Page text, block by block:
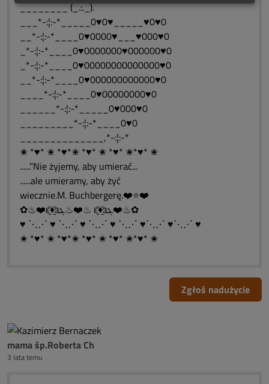
________ (_.:._).
___*-:¦:-*_____0♥0♥_____♥0♥0
__*-:¦:-*____0♥0000♥___♥000♥0
_*-:¦:-*____0♥0000000♥000000♥0
_*-:¦:-*____0♥00000000000000♥0
__*-:¦:-*____0♥000000000000♥0
____*-:¦:-*____0♥00000000♥0
______*-:¦:-*_____0♥000♥0
_________*-:¦:-*____0♥0
______________,*-:¦:-*
✬ *♥* ✬ *♥*✬ *♥* ✬ *♥* ✬*♥* ✬
......"Nie żyjemy, aby umierać...
......ale umieramy, aby żyć
wiecznie.M. Buchbergerę.❤️⭐❤️
✿♨❤️ԑ̮̑♦̮̑ɜܓ♨❤️♨ ԑ̮̑♦̮̑ɜܓ❤️♨✿
♥ ⋱⋰ ♥ ⋱⋰ ♥ ⋱⋰ ♥ ⋱⋰ ♥⋱⋰ ♥⋱⋰ ♥
✬ *♥* ✬ *♥*✬ *♥* ✬ *♥* ✬*♥* ✬
Zgłoś nadużycie
mama śp.Roberta Ch
3 lata temu